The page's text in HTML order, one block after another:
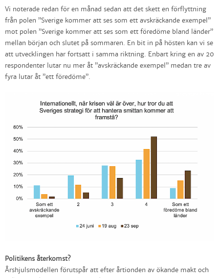
Vi noterade redan för en månad sedan att det skett en förflyttning
från polen ”Sverige kommer att ses som ett avskräckande exempel”
mot polen ”Sverige kommer att ses som ett föredöme bland länder”
mellan början och slutet på sommaren. En bit in på hösten kan vi se
att utvecklingen har fortsatt i samma riktning. Enbart kring en av 20
respondenter lutar nu mer åt ”avskräckande exempel” medan tre av
fyra lutar åt ”ett föredöme”.
Politikens återkomst?
Årshjulsmodellen förutspår att efter årtionden av ökande makt och